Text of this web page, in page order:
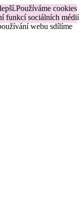
Používáme cookies
funkcí sociálních médií
webu sdílíme